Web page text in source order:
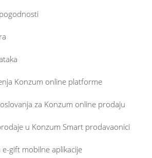
Konzum online platforme
za Konzum online prodaju
u Konzum Smart prodavaonici
gift mobilne aplikacije